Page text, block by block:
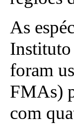
As
Instituto
foram
FMAs)
com